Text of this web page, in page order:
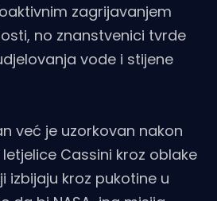
zagrijavanjem
no znanstvenici tvrde
vode i stijene
već je uzorkovan nakon
Cassini kroz oblake
izbijaju kroz pukotine u